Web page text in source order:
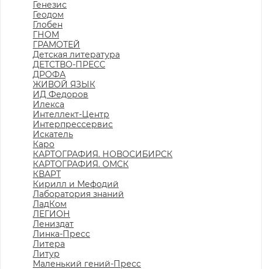
Генезис
Геодом
Глобен
ГНОМ
ГРАМОТЕЙ
Детская литература
ДЕТСТВО-ПРЕСС
ДРОФА
ЖИВОЙ ЯЗЫК
ИД Федоров
Илекса
Интеллект-Центр
Интерпрессервис
Искатель
Каро
КАРТОГРАФИЯ. НОВОСИБИРСК
КАРТОГРАФИЯ. ОМСК
КВАРТ
Кирилл и Мефодий
Лаборатория знаний
ЛадКом
ЛЕГИОН
Лениздат
Линка-Пресс
Литера
Литур
Маленький гений-Пресс